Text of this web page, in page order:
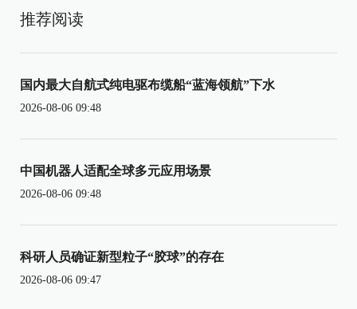
推荐阅读
国内最大自航式纯电驱布缆船“蓝海领航”下水
2026-08-06 09:48
中国机器人适配全球多元应用场景
2026-08-06 09:48
科研人员确证新型粒子“胶球”的存在
2026-08-06 09:47